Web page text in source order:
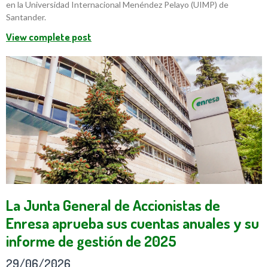
en la Universidad Internacional Menéndez Pelayo (UIMP) de
Santander.
View complete post
La Junta General de Accionistas de
Enresa aprueba sus cuentas anuales y su
informe de gestión de 2025
29/06/2026